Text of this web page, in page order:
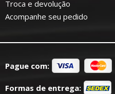
Troca e devolução
Acompanhe seu pedido
Pague com:
Formas de entrega: